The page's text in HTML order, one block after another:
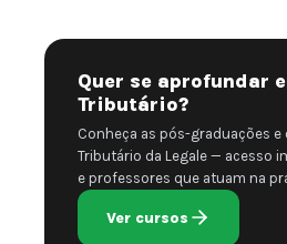
Quer se aprofundar
Tributário?
Conheça as pós-graduações
Tributário da Legale — acesso
e professores que atuam na
Ver cursos